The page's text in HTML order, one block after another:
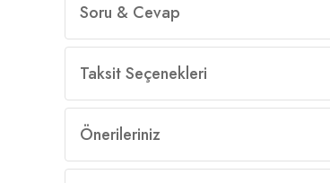
Soru & Cevap
Taksit Seçenekleri
Önerileriniz